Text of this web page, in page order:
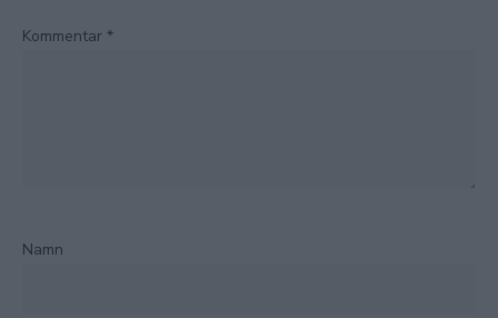
Kommentar *
Namn